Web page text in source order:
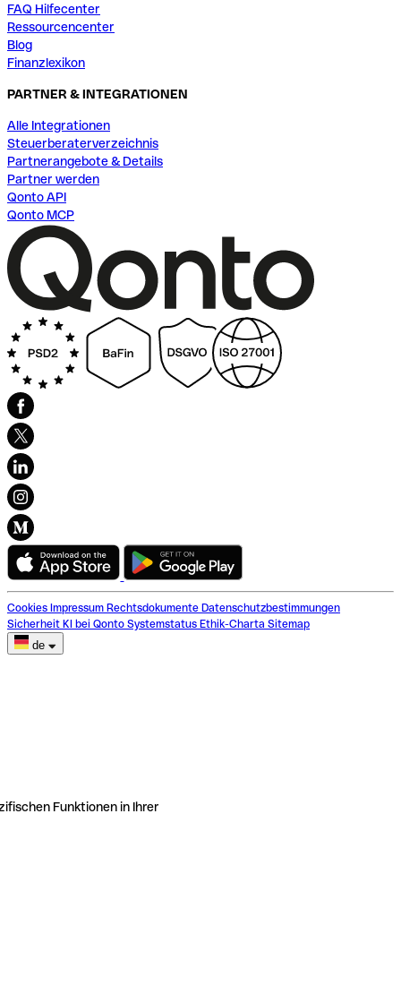
FAQ Hilfecenter
Ressourcencenter
Blog
Finanzlexikon
PARTNER & INTEGRATIONEN
Alle Integrationen
Steuerberaterverzeichnis
Partnerangebote & Details
Partner werden
Qonto API
Qonto MCP
Cookies Impressum Rechtsdokumente Datenschutzbestimmungen
Sicherheit KI bei Qonto Systemstatus Ethik-Charta Sitemap
de
Funktionen in Ihrer